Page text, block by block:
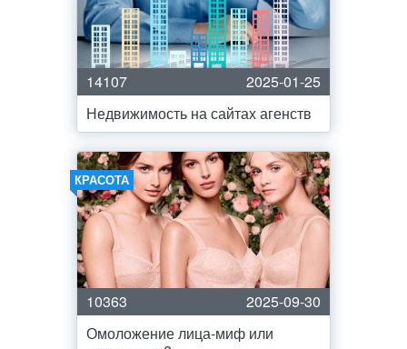
14107
2025-01-25
Недвижимость на сайтах агенств
КРАСОТА
10363
2025-09-30
Омоложение лица-миф или